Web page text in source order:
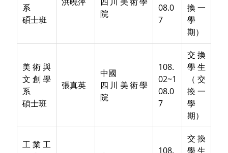
系
碩士班
院
08.0
7
換一
學
期）
美術與
文創學
系
碩士班
張真英
中國
四川美術學
院
108.
02~1
08.0
7
交換
學生
（交
換一
學
期）
工業工
108.
交換
學生